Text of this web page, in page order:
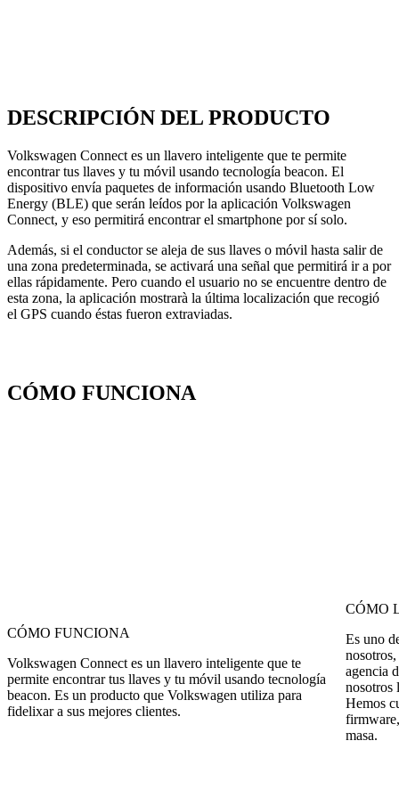
DESCRIPCIÓN DEL PRODUCTO
Volkswagen Connect es un llavero inteligente que te permite
encontrar tus llaves y tu móvil usando tecnología beacon. El
dispositivo envía paquetes de información usando Bluetooth Low
Energy (BLE) que serán leídos por la aplicación Volkswagen
Connect, y eso permitirá encontrar el smartphone por sí solo.
Además, si el conductor se aleja de sus llaves o móvil hasta salir de
una zona predeterminada, se activará una señal que permitirá ir a por
ellas rápidamente. Pero cuando el usuario no se encuentre dentro de
esta zona, la aplicación mostrarà la última localización que recogió
el GPS cuando éstas fueron extraviadas.
CÓMO FUNCIONA
CÓMO FUNCIONA
Volkswagen Connect es un llavero inteligente que te
permite encontrar tus llaves y tu móvil usando tecnología
beacon. Es un producto que Volkswagen utiliza para
fidelixar a sus mejores clientes.
CÓMO
Es uno
agencia
nosotros
Hemos
masa.